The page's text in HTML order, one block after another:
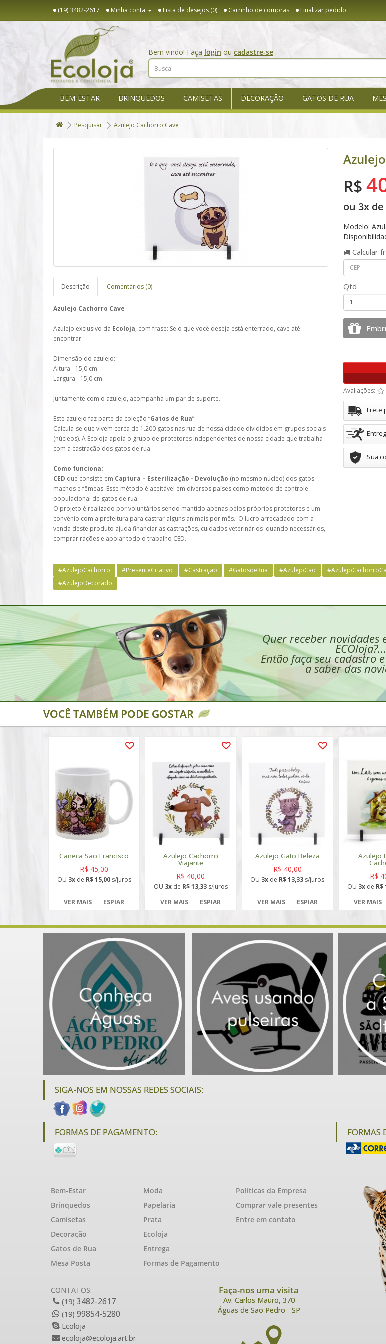
(19) 3482-2617 Minha conta Lista de desejos (0) Carrinho de compras Finalizar pedido
Bem vindo! Faça login ou cadastre-se
BEM-ESTAR BRINQUEDOS CAMISETAS DECORAÇÃO GATOS DE RUA
Pesquisar Azulejo Cachorro Cave
Descrição Comentários (0)
Azulejo Cachorro Cave
Azulejo exclusivo da Ecoloja, com frase: Se o que você deseja está enterrado, cave até
encontrar.
Dimensão do azulejo:
Altura - 15,0 cm
Largura - 15,0 cm
Juntamente com o azulejo, acompanha um par de suporte.
Este azulejo faz parte da coleção “Gatos de Rua”.
Calcula-se que vivem cerca de 1.200 gatos nas rua de nossa cidade divididos em grupos sociais
(núcleos). A Ecoloja apoia o grupo de protetores independentes de nossa cidade que trabalha
com a castração dos gatos de rua.
Como funciona:
CED que consiste em Captura – Esterilização - Devolução (no mesmo núcleo) dos gatos
machos e fêmeas. Esse método é aceitável em diversos países como método de controle
populacional de gatos de rua.
O projeto é realizado por voluntários sendo mantido apenas pelos próprios protetores e um
convênio com a prefeitura para castrar alguns animais por mês. O lucro arrecadado com a
venda deste produto ajuda financiar as castrações, cuidados veterinários quando necessários,
comprar rações e apoiar todo o trabalho CED.
R$
ou 3x de
Modelo:
Calcular
Qtd
Avaliações:
Frete
Sua
#AzulejoCachorro #PresenteCriativo #Castraçao #GatosdeRua #AzulejoCao
#AzulejoDecorado
Quer receber novidades
ECOloja?...
Então faça seu cadastro
a saber das
VOCÊ TAMBÉM PODE GOSTAR
Caneca São Francisco
R$ 45,00
OU 3xde R$ 15,00s/juros
VER MAIS ESPIAR
Azulejo Cachorro
Viajante
R$ 40,00
OU 3xde R$ 13,33s/juros
VER MAIS
ESPIAR
Azulejo Gato Beleza
R$ 40,00
OU 3x de R$ 13,33 s/juros
VER MAIS ESPIAR
Azulejo
R$
OU 3xde R$
VER MAIS
SIGA-NOS EM NOSSAS REDES SOCIAIS:
FORMAS DE PAGAMENTO: FORMAS
Bem-Estar
Brinquedos
Camisetas
Decoração
Gatos de Rua
Mesa Posta
Moda
Papelaria
Prata
Ecoloja
Entrega
Formas de Pagamento
Políticas da Empresa
Comprar vale presentes
Entre em contato
CONTATOS:
(19)3482-2617
(19)99854-5280
Ecoloja
ecoloja@ecoloja.art.br
Faça-nos uma visita
Av. Carlos Mauro, 370
Águas de São Pedro - SP